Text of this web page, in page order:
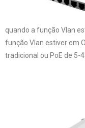
quando a função Vlan
função Vlan estiver em
tradicional ou PoE de 5-